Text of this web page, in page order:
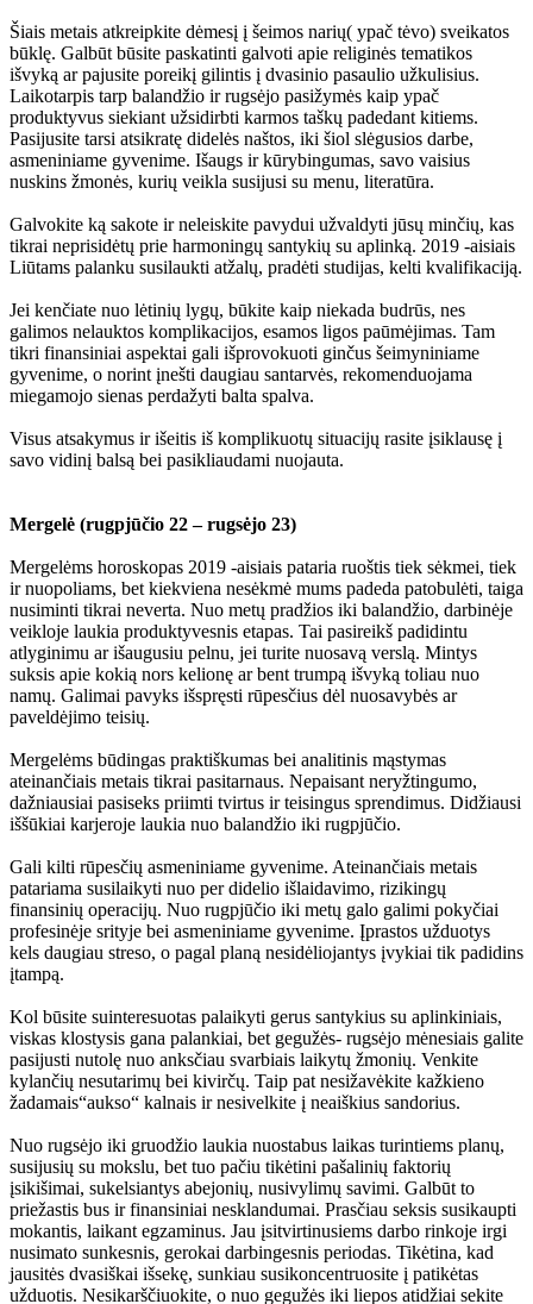
Šiais metais atkreipkite dėmesį į šeimos narių( ypač tėvo) sveikatos
būklę. Galbūt būsite paskatinti galvoti apie religinės tematikos
išvyką ar pajusite poreikį gilintis į dvasinio pasaulio užkulisius.
Laikotarpis tarp balandžio ir rugsėjo pasižymės kaip ypač
produktyvus siekiant užsidirbti karmos taškų padedant kitiems.
Pasijusite tarsi atsikratę didelės naštos, iki šiol slėgusios darbe,
asmeniniame gyvenime. Išaugs ir kūrybingumas, savo vaisius
nuskins žmonės, kurių veikla susijusi su menu, literatūra.
Galvokite ką sakote ir neleiskite pavydui užvaldyti jūsų minčių, kas
tikrai neprisidėtų prie harmoningų santykių su aplinką. 2019 -aisiais
Liūtams palanku susilaukti atžalų, pradėti studijas, kelti kvalifikaciją.
Jei kenčiate nuo lėtinių lygų, būkite kaip niekada budrūs, nes
galimos nelauktos komplikacijos, esamos ligos paūmėjimas. Tam
tikri finansiniai aspektai gali išprovokuoti ginčus šeimyniniame
gyvenime, o norint įnešti daugiau santarvės, rekomenduojama
miegamojo sienas perdažyti balta spalva.
Visus atsakymus ir išeitis iš komplikuotų situacijų rasite įsiklausę į
savo vidinį balsą bei pasikliaudami nuojauta.
Mergelė (rugpjūčio 22 – rugsėjo 23)
Mergelėms horoskopas 2019 -aisiais pataria ruoštis tiek sėkmei, tiek
ir nuopoliams, bet kiekviena nesėkmė mums padeda patobulėti, taiga
nusiminti tikrai neverta. Nuo metų pradžios iki balandžio, darbinėje
veikloje laukia produktyvesnis etapas. Tai pasireikš padidintu
atlyginimu ar išaugusiu pelnu, jei turite nuosavą verslą. Mintys
suksis apie kokią nors kelionę ar bent trumpą išvyką toliau nuo
namų. Galimai pavyks išspręsti rūpesčius dėl nuosavybės ar
paveldėjimo teisių.
Mergelėms būdingas praktiškumas bei analitinis mąstymas
ateinančiais metais tikrai pasitarnaus. Nepaisant neryžtingumo,
dažniausiai pasiseks priimti tvirtus ir teisingus sprendimus. Didžiausi
iššūkiai karjeroje laukia nuo balandžio iki rugpjūčio.
Gali kilti rūpesčių asmeniniame gyvenime. Ateinančiais metais
patariama susilaikyti nuo per didelio išlaidavimo, rizikingų
finansinių operacijų. Nuo rugpjūčio iki metų galo galimi pokyčiai
profesinėje srityje bei asmeniniame gyvenime. Įprastos užduotys
kels daugiau streso, o pagal planą nesidėliojantys įvykiai tik padidins
įtampą.
Kol būsite suinteresuotas palaikyti gerus santykius su aplinkiniais,
viskas klostysis gana palankiai, bet gegužės- rugsėjo mėnesiais galite
pasijusti nutolę nuo anksčiau svarbiais laikytų žmonių. Venkite
kylančių nesutarimų bei kivirčų. Taip pat nesižavėkite kažkieno
žadamais“aukso“ kalnais ir nesivelkite į neaiškius sandorius.
Nuo rugsėjo iki gruodžio laukia nuostabus laikas turintiems planų,
susijusių su mokslu, bet tuo pačiu tikėtini pašalinių faktorių
įsikišimai, sukelsiantys abejonių, nusivylimų savimi. Galbūt to
priežastis bus ir finansiniai nesklandumai. Prasčiau seksis susikaupti
mokantis, laikant egzaminus. Jau įsitvirtinusiems darbo rinkoje irgi
nusimato sunkesnis, gerokai darbingesnis periodas. Tikėtina, kad
jausitės dvasiškai išsekę, sunkiau susikoncentruosite į patikėtas
užduotis. Nesikarščiuokite, o nuo gegužės iki liepos atidžiai sekite